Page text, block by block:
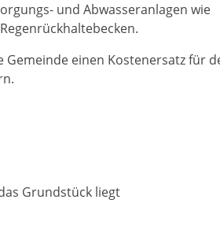
und Abwasseranlagen wie
einen Kostenersatz für
Grundstück liegt